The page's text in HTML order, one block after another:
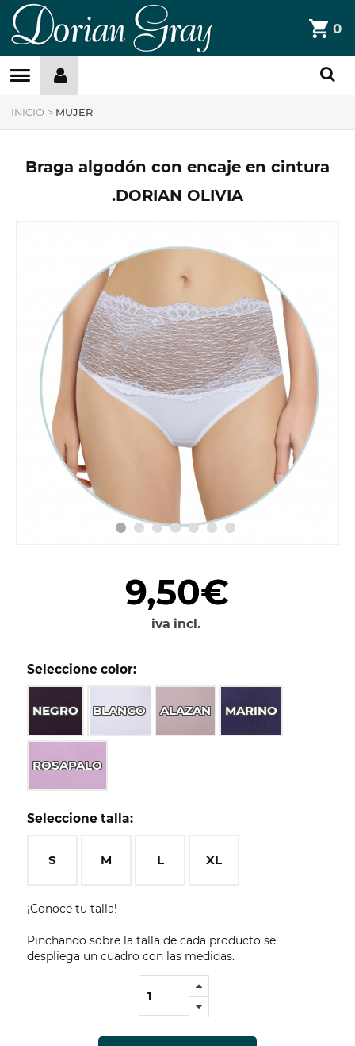
DorianGray
0
Filtros »
INICIO > MUJER
Braga algodón con encaje en cintura
.DORIAN OLIVIA
9,50€
iva incl.
Seleccione color:
NEGRO BLANCO ALAZAN MARINO
ROSAPALO
Seleccione talla:
S M L XL
¡Conoce tu talla!
Pinchando sobre la talla de cada producto se
despliega un cuadro con las medidas.